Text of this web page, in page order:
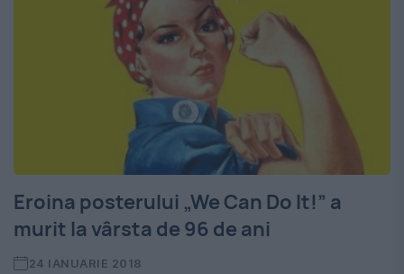
Eroina posterului „We Can Do It!” a
murit la vârsta de 96 de ani
24 IANUARIE 2018